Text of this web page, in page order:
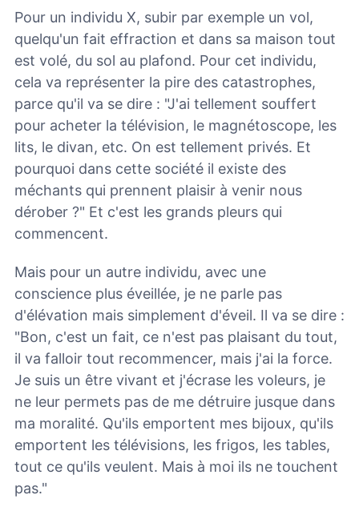
Pour un individu X, subir par exemple un vol,
quelqu'un fait effraction et dans sa maison tout
est volé, du sol au plafond. Pour cet individu,
cela va représenter la pire des catastrophes,
parce qu'il va se dire : "J'ai tellement souffert
pour acheter la télévision, le magnétoscope, les
lits, le divan, etc. On est tellement privés. Et
pourquoi dans cette société il existe des
méchants qui prennent plaisir à venir nous
dérober ?" Et c'est les grands pleurs qui
commencent.
Mais pour un autre individu, avec une
conscience plus éveillée, je ne parle pas
d'élévation mais simplement d'éveil. Il va se dire :
"Bon, c'est un fait, ce n'est pas plaisant du tout,
il va falloir tout recommencer, mais j'ai la force.
Je suis un être vivant et j'écrase les voleurs, je
ne leur permets pas de me détruire jusque dans
ma moralité. Qu'ils emportent mes bijoux, qu'ils
emportent les télévisions, les frigos, les tables,
tout ce qu'ils veulent. Mais à moi ils ne touchent
pas."